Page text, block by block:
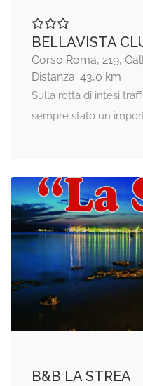
BELLAVISTA
Corso Roma, 219,
Distanza: 43,0 km
Sulla rotta di intesi
sempre stato un
B&B LA STREA